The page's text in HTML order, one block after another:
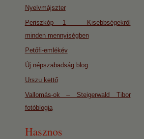
Nyelvmájszter
Periszkóp 1 – Kisebbségekről
minden mennyiségben
Petőfi-emlékév
Új népszabadság blog
Urszu kettő
Vallomás-ok – Steigerwald Tibor
fotóblogja
Hasznos